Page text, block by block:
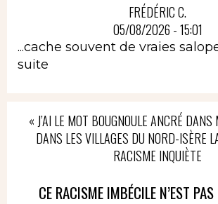
FRÉDÉRIC C.
05/08/2026 - 15:01
...cache souvent de vraies
suite
« J’AI LE MOT BOUGNOULE ANCRÉ
DANS LES VILLAGES DU NORD-ISÈRE
RACISME INQUIÈTE
CE RACISME IMBÉCILE N’EST